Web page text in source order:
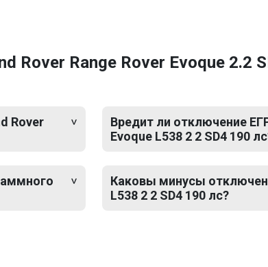
Range Rover Evoque 2.2
Rover
Вредит ли отключение
Evoque L538 2 2 SD4 190
Каковы минусы
L538 2 2 SD4 190 лс?